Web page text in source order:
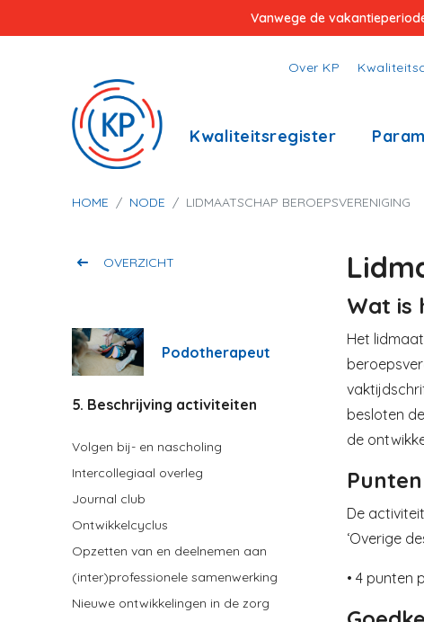
en
Vanwege de
Top
menu
Over KP
Hoofdnavigatie
Kwaliteitsregister
Kruimelpad
HOME NODE LIDMAATSCHAP BEROEPSVERENIGING
OVERZICHT
Podotherapeut
5. Beschrijving activiteiten
Volgen bij- en nascholing
Intercollegiaal overleg
Journal club
Ontwikkelcyclus
Opzetten van en deelnemen aan
(inter)professionele samenwerking
Nieuwe ontwikkelingen in de zorg
Wat is
Het
besloten
de
Punten
De
‘Overige
• 4 punten